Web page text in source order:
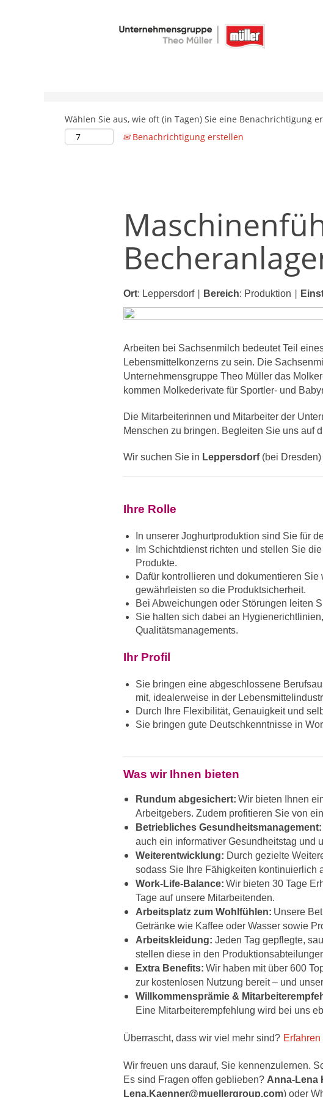
Nach Stichwort suchen
Wählen Sie aus, wie oft (in Tagen) Sie eine Benachrichtigung
Benachrichtigung erstellen
Ort: Leppersdorf Bereich: Produktion
Arbeiten bei Sachsenmilch bedeutet Teil
Lebensmittelkonzerns zu sein. Die
Unternehmensgruppe Theo Müller das
kommen Molkederivate für Sportler- und
Die Mitarbeiterinnen und Mitarbeiter der
Menschen zu bringen. Begleiten Sie uns auf
Wir suchen Sie in Leppersdorf(bei Dresden)
Ihre Rolle
In unserer Joghurtproduktion sind Sie für
Im Schichtdienst richten und stellen Sie
Produkte.
Dafür kontrollieren und dokumentieren
gewährleisten so die Produktsicherheit.
Bei Abweichungen oder Störungen leiten
Sie halten sich dabei an
Qualitätsmanagements.
Ihr Profil
Sie bringen eine abgeschlossene
mit, idealerweise in der
Durch Ihre Flexibilität, Genauigkeit und
Sie bringen gute Deutschkenntnisse in
Was wir Ihnen bieten
Rundum abgesichert: Wir bieten Ihnen
Arbeitgebers. Zudem profitieren Sie von
Betriebliches Gesundheitsmanagement:
auch ein informativer Gesundheitstag und
Weiterentwicklung: Durch gezielte
sodass Sie Ihre Fähigkeiten kontinuierlich
Work-Life-Balance: Wir bieten 30 Tage
Tage auf unsere Mitarbeitenden.
Arbeitsplatz zum Wohlfühlen: Unsere
Getränke wie Kaffee oder Wasser sowie
Arbeitskleidung: Jeden Tag gepflegte,
stellen diese in den
Extra Benefits: Wir haben mit über 600
zur kostenlosen Nutzung bereit – und
Willkommensprämie &
Eine Mitarbeiterempfehlung wird bei uns
Überrascht, dass wir viel mehr sind?
Wir freuen uns darauf, Sie kennenzulernen.
Es sind Fragen offen geblieben? Anna-Lena
Lena.Kaenner@muellergroup.com) oder